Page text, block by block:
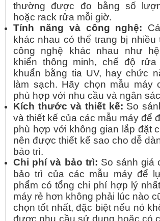
thường được đo bằng số
hoặc rack rửa mỗi giờ.
Tính năng và công nghệ:
khác nhau có thể trang bị nhiều
công nghệ khác nhau như
khiển thông minh, chế độ
khuẩn bằng tia UV, hay chức
làm sạch. Hãy chọn mẫu máy
phù hợp với nhu cầu và ngân
Kích thước và thiết kế: So
và thiết kế của các mẫu máy để
phù hợp với không gian lắp đặt
nên được thiết kế sao cho dễ
bảo trì.
Chi phí và bảo trì: So sánh giá
bảo trì của các mẫu máy để
phẩm có tổng chi phí hợp lý
máy rẻ hơn không phải lúc nào
chọn tốt nhất, đặc biệt nếu nó
được nhu cầu sử dụng hoặc có